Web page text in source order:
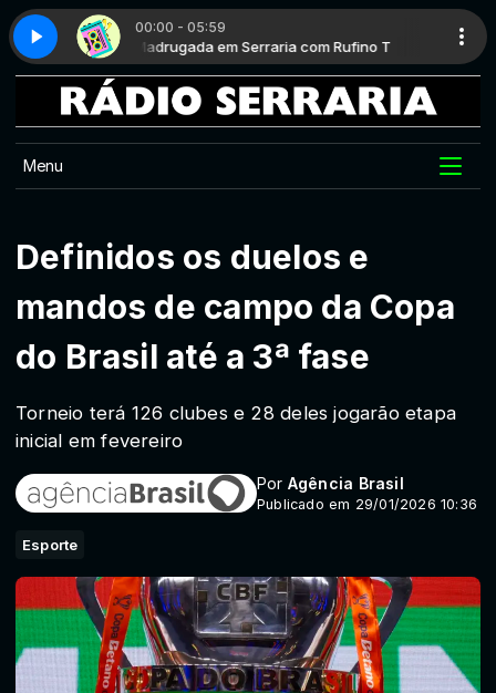
00:00 - 05:59
T Madrugada em Serraria com Rufino T
Hits 80 - Parte 2
Menu
Definidos os duelos e
mandos de campo da Copa
do Brasil até a 3ª fase
Torneio terá 126 clubes e 28 deles jogarão etapa
inicial em fevereiro
Por Agência Brasil
Publicado em 29/01/2026 10:36
Esporte